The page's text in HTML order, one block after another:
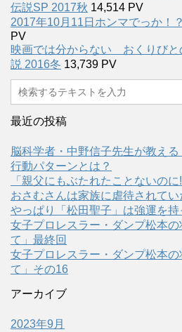
伝説SP 2017秋 14,514 PV
2017年10月11日ホンマでっか
PV
映画では分からない おくりび
説 2016冬 13,739 PV
最近の投稿
脳科学者・中野信子先生が教え
行動パターンとは？
「親父にもぶたれたことないの
おさむさんは家族に虐待されてい
やっぱり「松田聖子」は強運を持
女子プロレスラー・ダンプ松本
て」最終回
女子プロレスラー・ダンプ松本
て」その16
アーカイブ
2023年9月